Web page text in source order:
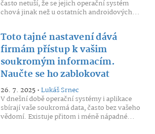
často netuší, že se jejich operační systém
chová jinak než u ostatních androidových...
Toto tajné nastavení dává
firmám přístup k vašim
soukromým informacím.
Naučte se ho zablokovat
26. 7. 2025 •Lukáš Srnec
V dnešní době operační systémy i aplikace
sbírají vaše soukromá data, často bez vašeho
vědomí. Existuje přitom i méně nápadné...